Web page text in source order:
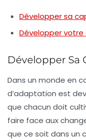
Développer sa
Développer
Développer Sa
Dans un monde en
d’adaptation est
que chacun doit
faire face aux
que ce soit dans un